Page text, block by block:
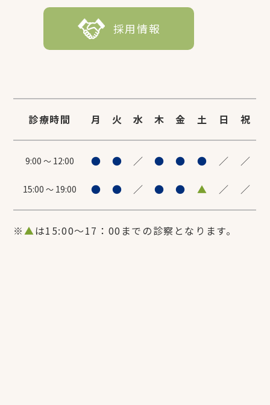
採用情報
診療時間 月 火 水 木 金 土 日 祝
9:00 ～ 12:00 ● ● ／ ● ● ● ／ ／
15:00 ～ 19:00 ● ● ／ ● ● ▲ ／ ／
※ ▲は15:00～17：00までの診察となります。